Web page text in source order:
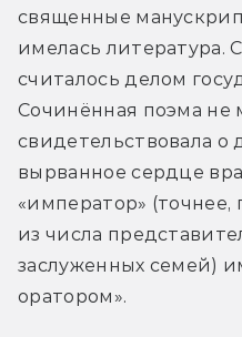
священные
имелась литература.
считалось делом
Сочинённая поэма не
свидетельствовала о
вырванное сердце
«император»
из числа
заслуженных семей)
оратором».